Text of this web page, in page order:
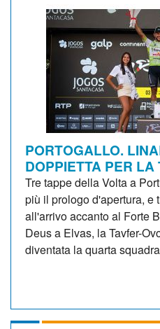
PORTOGALLO.
DOPPIETTA PER LA
Tre tappe della Volta a
più il prologo d'apertura, e
all'arrivo accanto al Forte
Deus a Elvas, la Tavfer-
diventata la quarta